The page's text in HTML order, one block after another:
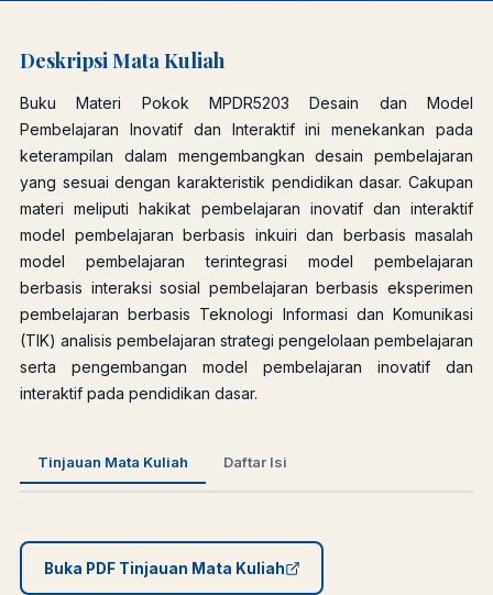
Deskripsi Mata Kuliah
Buku Materi Pokok MPDR5203 Desain dan Model
Pembelajaran Inovatif dan Interaktif ini menekankan pada
keterampilan dalam mengembangkan desain pembelajaran
yang sesuai dengan karakteristik pendidikan dasar. Cakupan
materi meliputi hakikat pembelajaran inovatif dan interaktif
model pembelajaran berbasis inkuiri dan berbasis masalah
model pembelajaran terintegrasi model pembelajaran
berbasis interaksi sosial pembelajaran berbasis eksperimen
pembelajaran berbasis Teknologi Informasi dan Komunikasi
(TIK) analisis pembelajaran strategi pengelolaan pembelajaran
serta pengembangan model pembelajaran inovatif dan
interaktif pada pendidikan dasar.
Tinjauan Mata Kuliah Daftar Isi
Buka PDF Tinjauan Mata Kuliah